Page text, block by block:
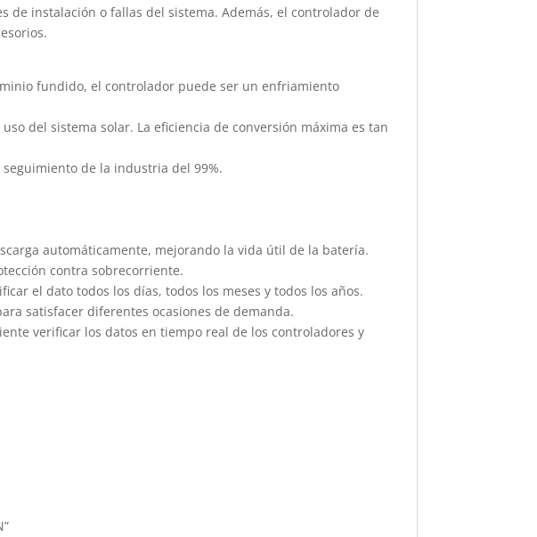
instalación o fallas del sistema. Además, el controlador de
fundido, el controlador puede ser un enfriamiento
del sistema solar. La eficiencia de conversión máxima es tan
de la industria del 99%.
automáticamente, mejorando la vida útil de la batería.
contra sobrecorriente.
el dato todos los días, todos los meses y todos los años.
satisfacer diferentes ocasiones de demanda.
verificar los datos en tiempo real de los controladores y